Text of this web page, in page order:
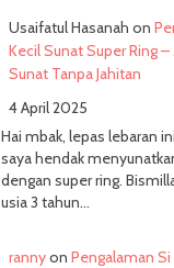
Usaifatul Hasanah on
Kecil Sunat Super Ring
Sunat Tanpa Jahitan
4 April 2025
Hai mbak, lepas lebaran
saya hendak
dengan super ring.
usia 3 tahun…
rannyon Pengalaman